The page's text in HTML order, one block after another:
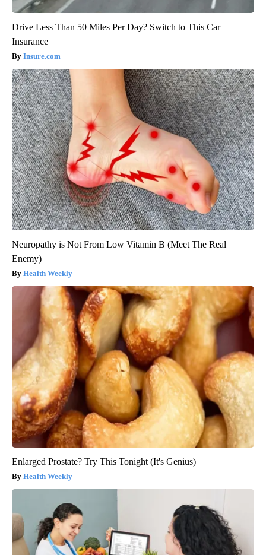
Drive Less Than 50 Miles Per Day? Switch to This Car
Insurance
Insure.com
Neuropathy is Not From Low Vitamin B (Meet The Real
Enemy)
Health Weekly
Enlarged Prostate? Try This Tonight (It's Genius)
Health Weekly